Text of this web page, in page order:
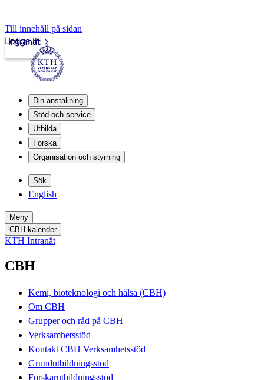
Till innehåll på sidan
Intranät
Logga in
Din anställning
Stöd och service
Utbilda
Forska
Organisation och styrning
Sök
English
Meny
CBH kalender
KTH Intranät
CBH
Kemi, bioteknologi och hälsa (CBH)
Om CBH
Grupper och råd på CBH
Verksamhetsstöd
Kontakt CBH Verksamhetsstöd
Grundutbildningsstöd
Forskarutbildningsstöd